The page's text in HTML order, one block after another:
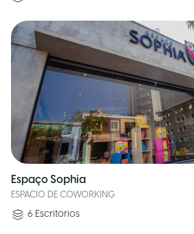
Espaço Sophia
ESPACIO DE COWORKING
6 Escritorios